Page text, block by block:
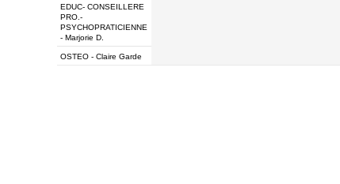
EDUC- CONSEILLERE
PRO.-
PSYCHOPRATICIENNE
- Marjorie D.
OSTEO - Claire Garde